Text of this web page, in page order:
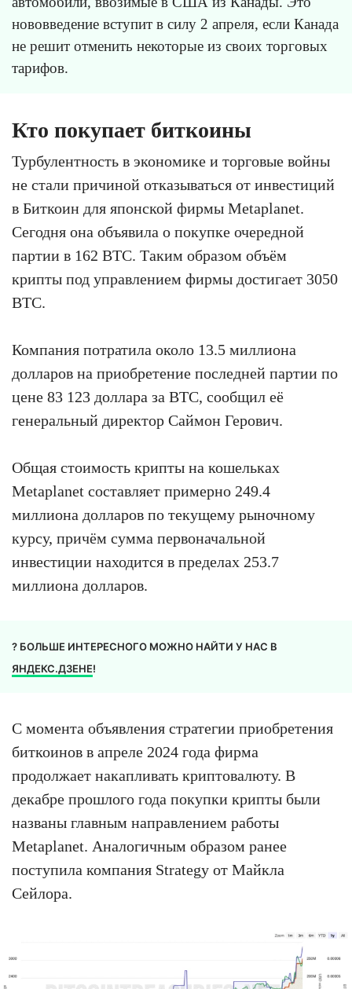
нововведение вступит в силу 2 апреля, если Канада
не решит отменить некоторые из своих торговых
тарифов.
Кто покупает биткоины
Турбулентность в экономике и торговые войны
не стали причиной отказываться от инвестиций
в Биткоин для японской фирмы Metaplanet.
Сегодня она объявила о покупке очередной
партии в 162 BTC. Таким образом объём
крипты под управлением фирмы достигает 3050
BTC.
Компания потратила около 13.5 миллиона
долларов на приобретение последней партии по
цене 83 123 доллара за BTC, сообщил её
генеральный директор Саймон Герович.
Общая стоимость крипты на кошельках
Metaplanet составляет примерно 249.4
миллиона долларов по текущему рыночному
курсу, причём сумма первоначальной
инвестиции находится в пределах 253.7
миллиона долларов.
? БОЛЬШЕ ИНТЕРЕСНОГО МОЖНО НАЙТИ У НАС В
ЯНДЕКС.ДЗЕНЕ!
С момента объявления стратегии приобретения
биткоинов в апреле 2024 года фирма
продолжает накапливать криптовалюту. В
декабре прошлого года покупки крипты были
названы главным направлением работы
Metaplanet. Аналогичным образом ранее
поступила компания Strategy от Майкла
Сейлора.